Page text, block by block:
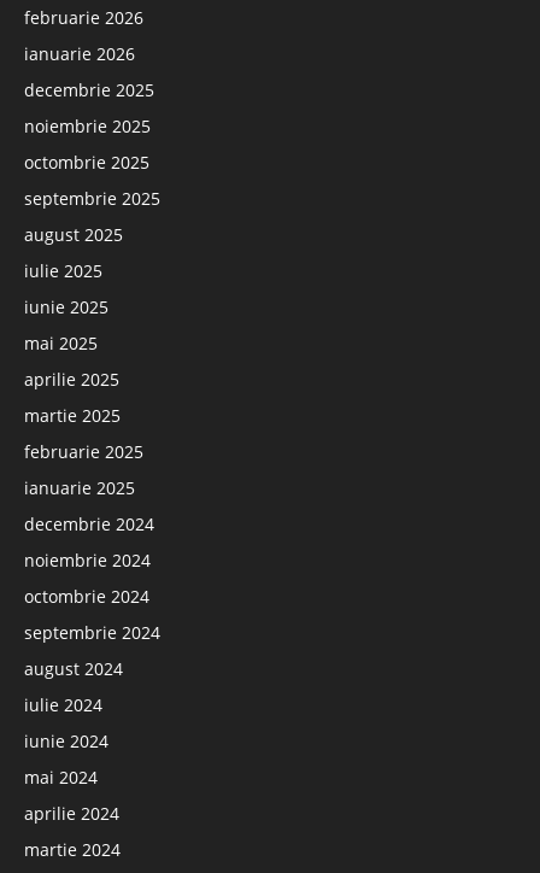
februarie 2026
ianuarie 2026
decembrie 2025
noiembrie 2025
octombrie 2025
septembrie 2025
august 2025
iulie 2025
iunie 2025
mai 2025
aprilie 2025
martie 2025
februarie 2025
ianuarie 2025
decembrie 2024
noiembrie 2024
octombrie 2024
septembrie 2024
august 2024
iulie 2024
iunie 2024
mai 2024
aprilie 2024
martie 2024